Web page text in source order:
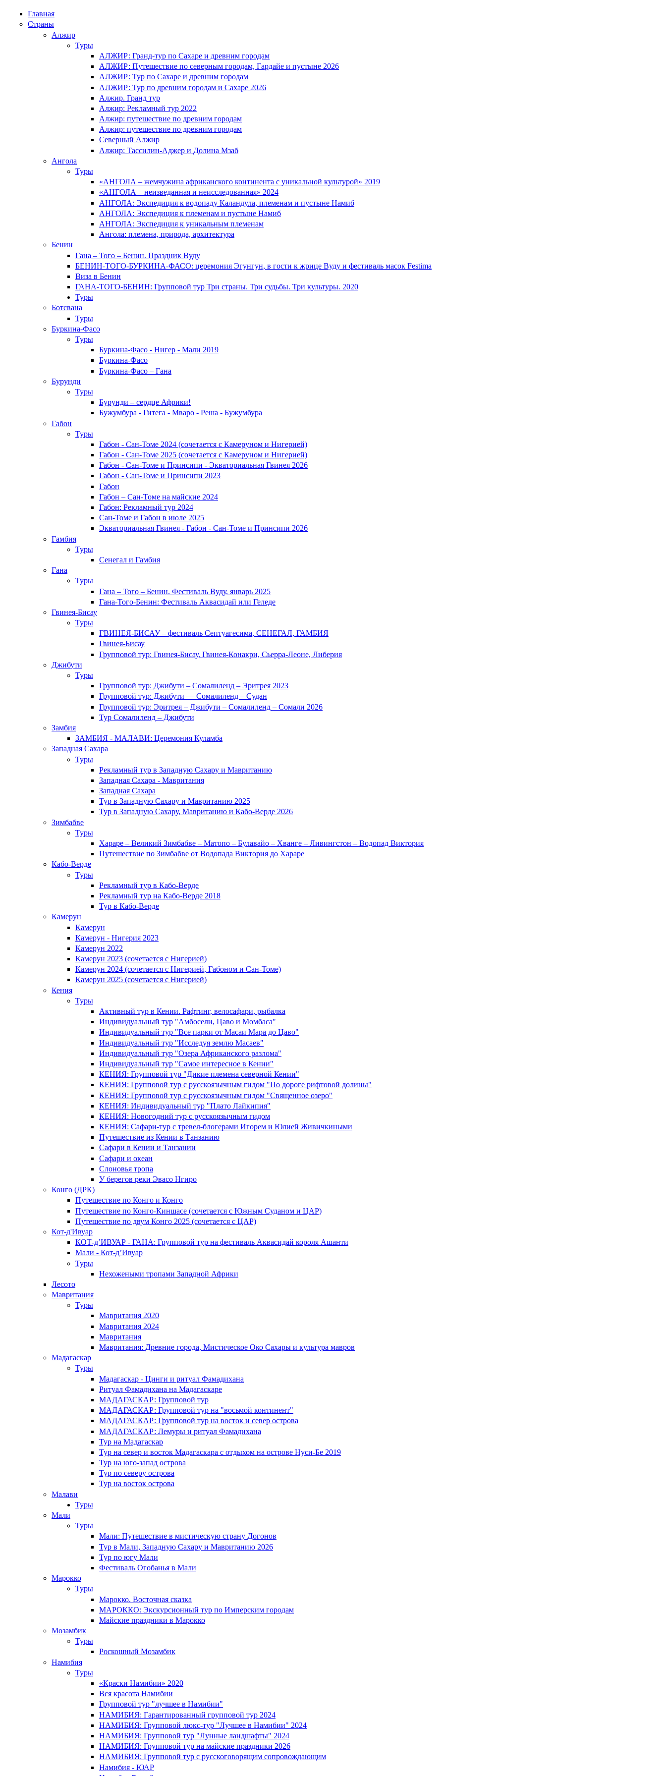
Главная
Страны
Алжир
Туры
АЛЖИР: Гранд-тур по Сахаре и древним городам
АЛЖИР: Путешествие по северным городам, Гардайе и пустыне 2026
АЛЖИР: Тур по Сахаре и древним городам
АЛЖИР: Тур по древним городам и Сахаре 2026
Алжир. Гранд тур
Алжир: Рекламный тур 2022
Алжир: путешествие по древним городам
Алжир: путешествие по древним городам
Северный Алжир
Алжир: Тассилин-Аджер и Долина Мзаб
Ангола
Туры
«АНГОЛА – жемчужина африканского континента с уникальной культурой» 2019
«АНГОЛА – неизведанная и неисследованная» 2024
АНГОЛА: Экспедиция к водопаду Каландула, племенам и пустыне Намиб
АНГОЛА: Экспедиция к племенам и пустыне Намиб
АНГОЛА: Экспедиция к уникальным племенам
Ангола: племена, природа, архитектура
Бенин
Гана – Того – Бенин. Праздник Вуду
БЕНИН-ТОГО-БУРКИНА-ФАСО: церемония Эгунгун, в гости к жрице Вуду и фестиваль масок Festima
Виза в Бенин
ГАНА-ТОГО-БЕНИН: Групповой тур Три страны. Три судьбы. Три культуры. 2020
Туры
Ботсвана
Туры
Буркина-Фасо
Туры
Буркина-Фасо - Нигер - Мали 2019
Буркина-Фасо
Буркина-Фасо – Гана
Бурунди
Туры
Бурунди – сердце Африки!
Бужумбура - Гитега - Мваро - Реша - Бужумбура
Габон
Туры
Габон - Сан-Томе 2024 (сочетается с Камеруном и Нигерией)
Габон - Сан-Томе 2025 (сочетается с Камеруном и Нигерией)
Габон - Сан-Томе и Принсипи - Экваториальная Гвинея 2026
Габон - Сан-Томе и Принсипи 2023
Габон
Габон – Сан-Томе на майские 2024
Габон: Рекламный тур 2024
Сан-Томе и Габон в июле 2025
Экваториальная Гвинея - Габон - Сан-Томе и Принсипи 2026
Гамбия
Туры
Сенегал и Гамбия
Гана
Туры
Гана – Того – Бенин. Фестиваль Вуду, январь 2025
Гана-Того-Бенин: Фестиваль Аквасидай или Геледе
Гвинея-Бисау
Туры
ГВИНЕЯ-БИСАУ – фестиваль Септуагесима, СЕНЕГАЛ, ГАМБИЯ
Гвинея-Бисау
Групповой тур: Гвинея-Бисау, Гвинея-Конакри, Сьерра-Леоне, Либерия
Джибути
Туры
Групповой тур: Джибути – Cомалиленд – Эритрея 2023
Групповой тур: Джибути — Сомалиленд – Судан
Групповой тур: Эритрея – Джибути – Сомалиленд – Сомали 2026
Тур Cомалиленд – Джибути
Замбия
ЗАМБИЯ - МАЛАВИ: Церемония Куламба
Западная Сахара
Туры
Рекламный тур в Западную Сахару и Мавританию
Западная Сахара - Мавритания
Западная Сахара
Тур в Западную Сахару и Мавританию 2025
Тур в Западную Сахару, Мавританию и Кабо-Верде 2026
Зимбабве
Туры
Хараре – Великий Зимбабве – Матопо – Булавайо – Хванге – Ливингстон – Водопад Виктория
Путешествие по Зимбабве от Водопада Виктория до Хараре
Кабо-Верде
Туры
Рекламный тур в Кабо-Верде
Рекламный тур на Кабо-Верде 2018
Тур в Кабо-Верде
Камерун
Камерун
Камерун - Нигерия 2023
Камерун 2022
Камерун 2023 (сочетается с Нигерией)
Камерун 2024 (сочетается с Нигерией, Габоном и Сан-Томе)
Камерун 2025 (сочетается с Нигерией)
Кения
Туры
Активный тур в Кении. Рафтинг, велосафари, рыбалка
Индивидуальный тур "Амбосели, Цаво и Момбаса"
Индивидуальный тур "Все парки от Масаи Мара до Цаво"
Индивидуальный тур "Исследуя землю Масаев"
Индивидуальный тур "Озера Африканского разлома"
Индивидуальный тур "Самое интересное в Кении"
КЕНИЯ: Групповой тур "Дикие племена северной Кении"
КЕНИЯ: Групповой тур с русскоязычным гидом "По дороге рифтовой долины"
КЕНИЯ: Групповой тур с русскоязычным гидом "Священное озеро"
КЕНИЯ: Индивидуальный тур "Плато Лайкипия"
КЕНИЯ: Новогодний тур с русскоязычным гидом
КЕНИЯ: Сафари-тур с тревел-блогерами Игорем и Юлией Живичкиными
Путешествие из Кении в Танзанию
Сафари в Кении и Танзании
Сафари и океан
Слоновья тропа
У берегов реки Эвасо Нгиро
Конго (ДРК)
Путешествие по Конго и Конго
Путешествие по Конго-Киншасе (сочетается с Южным Суданом и ЦАР)
Путешествие по двум Конго 2025 (сочетается с ЦАР)
Кот-д'Ивуар
КОТ-д’ИВУАР - ГАНА: Групповой тур на фестиваль Аквасидай короля Ашанти
Мали - Кот-д’Ивуар
Туры
Нехожеными тропами Западной Африки
Лесото
Мавритания
Туры
Мавритания 2020
Мавритания 2024
Мавритания
Мавритания: Древние города, Мистическое Око Сахары и культура мавров
Мадагаскар
Туры
Мадагаскар - Цинги и ритуал Фамадихана
Ритуал Фамадихана на Мадагаскаре
МАДАГАСКАР: Групповой тур
МАДАГАСКАР: Групповой тур на "восьмой континент"
МАДАГАСКАР: Групповой тур на восток и север острова
МАДАГАСКАР: Лемуры и ритуал Фамадихана
Тур на Мадагаскар
Тур на север и восток Мадагаскара с отдыхом на острове Нуси-Бе 2019
Тур на юго-запад острова
Тур по северу острова
Тур на восток острова
Малави
Туры
Мали
Туры
Мали: Путешествие в мистическую страну Догонов
Тур в Мали, Западную Сахару и Мавританию 2026
Тур по югу Мали
Фестиваль Огобанья в Мали
Марокко
Туры
Марокко. Восточная сказка
МАРОККО: Экскурсионный тур по Имперским городам
Майские праздники в Марокко
Мозамбик
Туры
Роскошный Мозамбик
Намибия
Туры
«Краски Намибии» 2020
Вся красота Намибии
Групповой тур "лучшее в Намибии"
НАМИБИЯ: Гарантированный групповой тур 2024
НАМИБИЯ: Групповой люкс-тур "Лучшее в Намибии" 2024
НАМИБИЯ: Групповой тур "Лунные ландшафты" 2024
НАМИБИЯ: Групповой тур на майские праздники 2026
НАМИБИЯ: Групповой тур с русскоговорящим сопровождающим
Намибия - ЮАР